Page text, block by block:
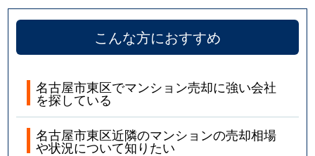
こんな方におすすめ
名古屋市東区でマンション売却に強い会社
を探している
名古屋市東区近隣のマンションの売却相場
や状況について知りたい